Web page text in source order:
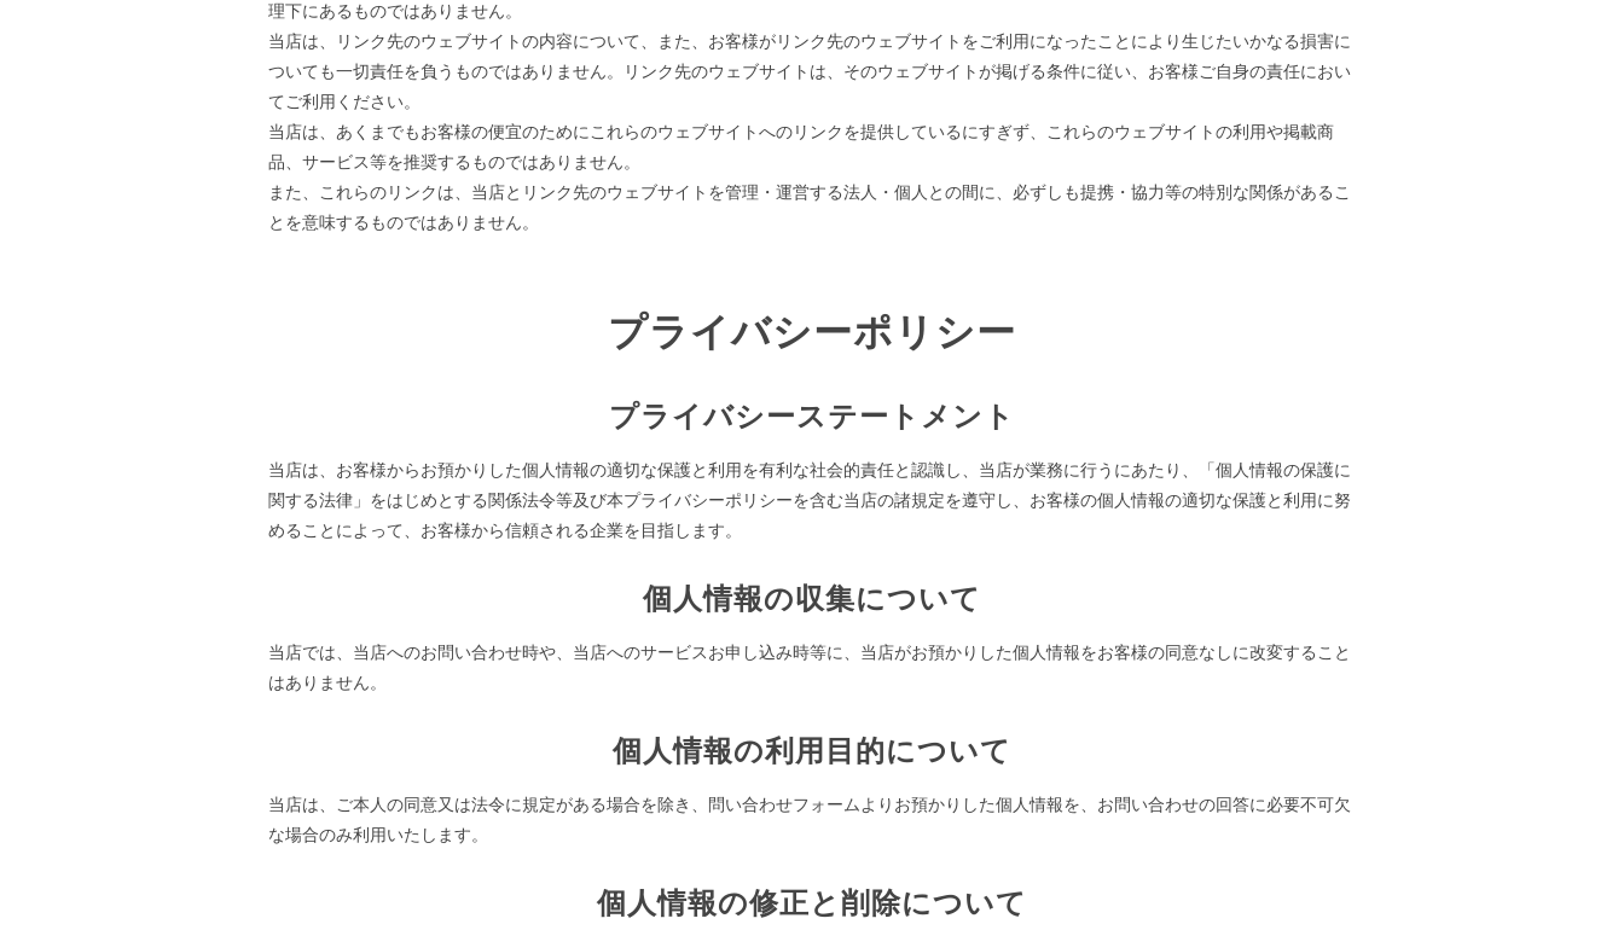
理下にあるものではありません。
当店は、リンク先のウェブサイトの内容について、また、お客様がリンク先のウェブサイトをご利用になったことにより生じたいかなる損害に
ついても一切責任を負うものではありません。リンク先のウェブサイトは、そのウェブサイトが掲げる条件に従い、お客様ご自身の責任におい
てご利用ください。
当店は、あくまでもお客様の便宜のためにこれらのウェブサイトへのリンクを提供しているにすぎず、これらのウェブサイトの利用や掲載商
品、サービス等を推奨するものではありません。
また、これらのリンクは、当店とリンク先のウェブサイトを管理・運営する法人・個人との間に、必ずしも提携・協力等の特別な関係があるこ
とを意味するものではありません。
プライバシーポリシー
プライバシーステートメント
当店は、お客様からお預かりした個人情報の適切な保護と利用を有利な社会的責任と認識し、当店が業務に行うにあたり、「個人情報の保護に
関する法律」をはじめとする関係法令等及び本プライバシーポリシーを含む当店の諸規定を遵守し、お客様の個人情報の適切な保護と利用に努
めることによって、お客様から信頼される企業を目指します。
個人情報の収集について
当店では、当店へのお問い合わせ時や、当店へのサービスお申し込み時等に、当店がお預かりした個人情報をお客様の同意なしに改変すること
はありません。
個人情報の利用目的について
当店は、ご本人の同意又は法令に規定がある場合を除き、問い合わせフォームよりお預かりした個人情報を、お問い合わせの回答に必要不可欠
な場合のみ利用いたします。
個人情報の修正と削除について